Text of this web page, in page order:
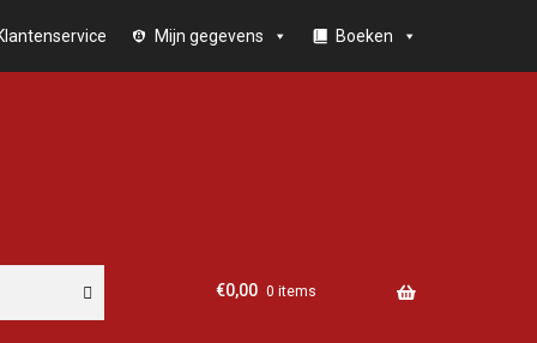
Mijn gegevens Boeken
€0,00 0 items